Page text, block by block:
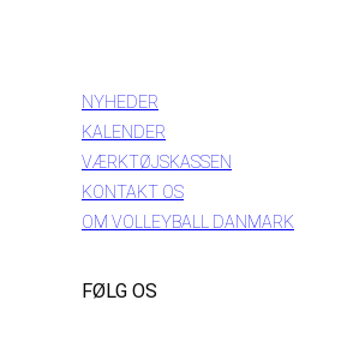
NYHEDER
KALENDER
VÆRKTØJSKASSEN
KONTAKT OS
OM VOLLEYBALL DANMARK
FØLG OS